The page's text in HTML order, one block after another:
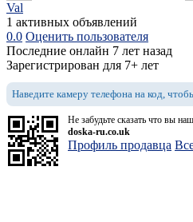
Val
1 активных объявлений
0.0 Оценить пользователя
Последние онлайн 7 лет назад
Зарегистрирован для 7+ лет
Наведите камеру телефона на код,
Не забудьте сказать что вы
doska-ru.co.uk
Профиль продавца